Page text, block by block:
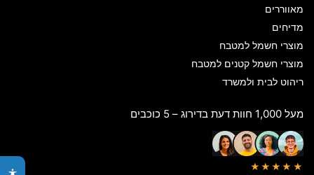
מאווררים
מדיחים
מוצרי חשמל למטבח
מוצרי חשמל קטנים למטבח
ריהוט לבית ולמשרד
מעל 1,000 חוות דעת בדירוג – 5 כוכבים
★★★★★